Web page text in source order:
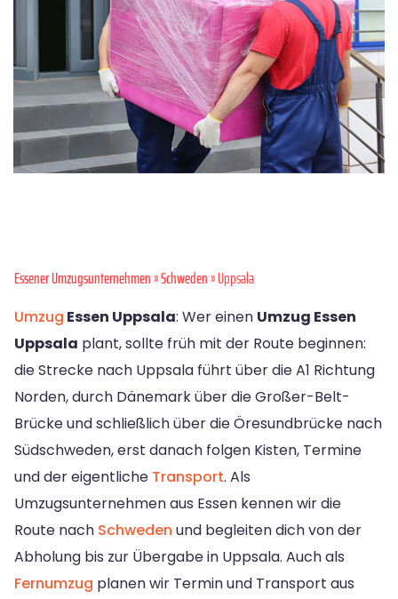
Essener Umzugsunternehmen»Schweden» Uppsala
Umzug Essen Uppsala: Wer einen Umzug Essen
Uppsala plant, sollte früh mit der Route beginnen:
die Strecke nach Uppsala führt über die A1 Richtung
Norden, durch Dänemark über die Großer-Belt-
Brücke und schließlich über die Öresundbrücke nach
Südschweden, erst danach folgen Kisten, Termine
und der eigentliche Transport. Als
Umzugsunternehmen aus Essen kennen wir die
Route nach Schweden und begleiten dich von der
Abholung bis zur Übergabe in Uppsala. Auch als
Fernumzug planen wir Termin und Transport aus